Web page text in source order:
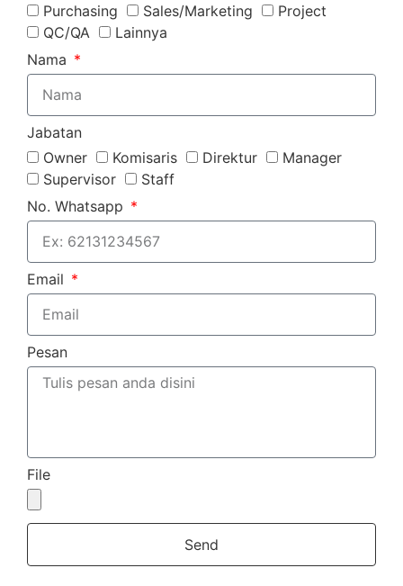
Purchasing
Sales/Marketing
Project
QC/QA
Lainnya
Nama
Jabatan
Owner
Komisaris Direktur
Manager
Supervisor
Staff
No. Whatsapp
Email
Pesan
File
Send